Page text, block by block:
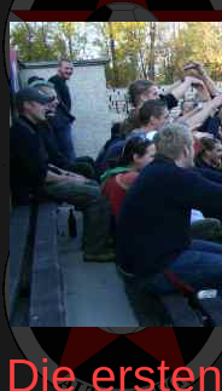
Die